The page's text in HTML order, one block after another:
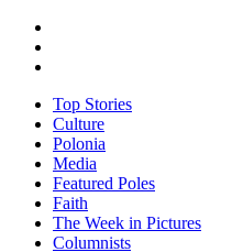
Close
Menu
Top Stories
Culture
Polonia
Media
Featured Poles
Faith
The Week in Pictures
Columnists